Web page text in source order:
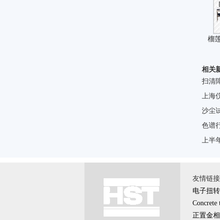
榴
相关
扫清
上
沙尘
色谱
上半
友情链
电子扭
Concrete
正置金